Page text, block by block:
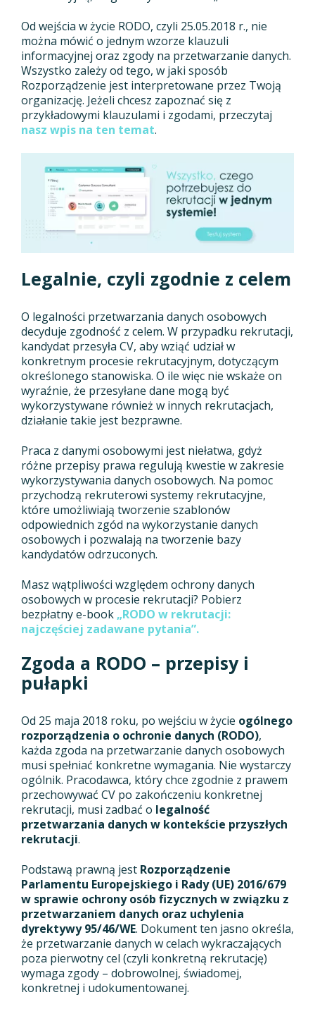
Od wejścia w życie RODO, czyli 25.05.2018 r., nie
można mówić o jednym wzorze klauzuli
informacyjnej oraz zgody na przetwarzanie danych.
Wszystko zależy od tego, w jaki sposób
Rozporządzenie jest interpretowane przez Twoją
organizację. Jeżeli chcesz zapoznać się z
przykładowymi klauzulami i zgodami, przeczytaj
nasz wpis na ten temat.
Legalnie, czyli zgodnie z celem
O legalności przetwarzania danych osobowych
decyduje zgodność z celem. W przypadku rekrutacji,
kandydat przesyła CV, aby wziąć udział w
konkretnym procesie rekrutacyjnym, dotyczącym
określonego stanowiska. O ile więc nie wskaże on
wyraźnie, że przesyłane dane mogą być
wykorzystywane również w innych rekrutacjach,
działanie takie jest bezprawne.
Praca z danymi osobowymi jest niełatwa, gdyż
różne przepisy prawa regulują kwestie w zakresie
wykorzystywania danych osobowych. Na pomoc
przychodzą rekruterowi systemy rekrutacyjne,
które umożliwiają tworzenie szablonów
odpowiednich zgód na wykorzystanie danych
osobowych i pozwalają na tworzenie bazy
kandydatów odrzuconych.
Masz wątpliwości względem ochrony danych
osobowych w procesie rekrutacji? Pobierz
bezpłatny e-book „RODO w rekrutacji:
najczęściej zadawane pytania”.
Zgoda a RODO – przepisy i
pułapki
Od 25 maja 2018 roku, po wejściu w życie ogólnego
rozporządzenia o ochronie danych (RODO),
każda zgoda na przetwarzanie danych osobowych
musi spełniać konkretne wymagania. Nie wystarczy
ogólnik. Pracodawca, który chce zgodnie z prawem
przechowywać CV po zakończeniu konkretnej
rekrutacji, musi zadbać o legalność
przetwarzania danych w kontekście przyszłych
rekrutacji.
Podstawą prawną jest Rozporządzenie
Parlamentu Europejskiego i Rady (UE) 2016/679
w sprawie ochrony osób fizycznych w związku z
przetwarzaniem danych oraz uchylenia
dyrektywy 95/46/WE. Dokument ten jasno określa,
że przetwarzanie danych w celach wykraczających
poza pierwotny cel (czyli konkretną rekrutację)
wymaga zgody – dobrowolnej, świadomej,
konkretnej i udokumentowanej.